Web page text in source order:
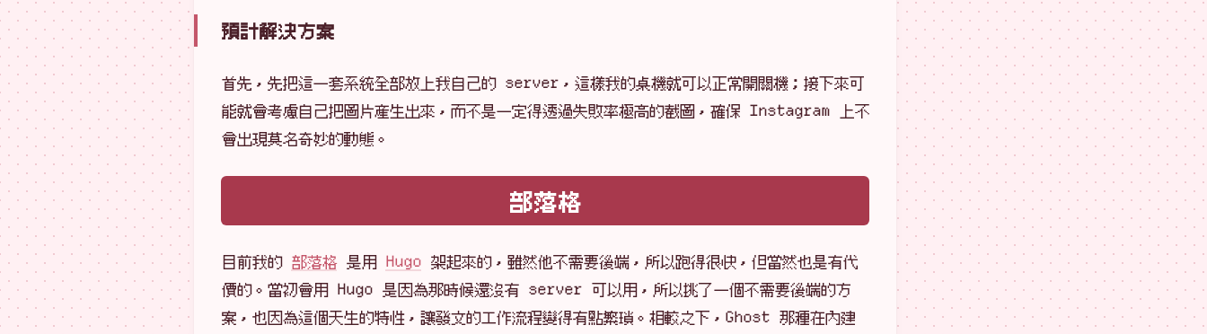
預計解決方案
首先，先把這一套系統全部放上我自己的 server，這樣我的桌機就可以正常開關機；接下來可
能就會考慮自己把圖片產生出來，而不是一定得透過失敗率極高的截圖，確保 Instagram 上不
會出現莫名奇妙的動態。
部落格
目前我的 部落格是用 Hugo架起來的，雖然他不需要後端，所以跑得很快，但當然也是有代
價的。當初會用 Hugo 是因為那時候還沒有 server 可以用，所以挑了一個不需要後端的方
案，也因為這個天生的特性，讓發文的工作流程變得有點繁瑣。相較之下，Ghost 那種在內建